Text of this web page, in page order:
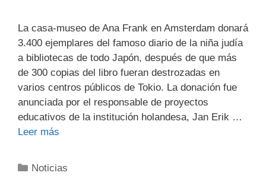
La casa-museo de Ana Frank en Amsterdam donará
3.400 ejemplares del famoso diario de la niña judía
a bibliotecas de todo Japón, después de que más
de 300 copias del libro fueran destrozadas en
varios centros públicos de Tokio. La donación fue
anunciada por el responsable de proyectos
educativos de la institución holandesa, Jan Erik …
Leer más
Noticias